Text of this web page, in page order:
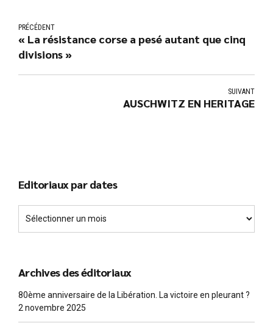
PRÉCÉDENT
« La résistance corse a pesé autant que cinq
divisions »
SUIVANT
AUSCHWITZ EN HERITAGE
Editoriaux par dates
Archives des éditoriaux
80ème anniversaire de la Libération. La victoire en pleurant ?
2 novembre 2025